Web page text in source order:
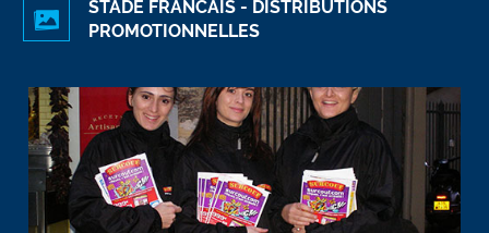
STADE FRANCAIS - DISTRIBUTIONS
PROMOTIONNELLES